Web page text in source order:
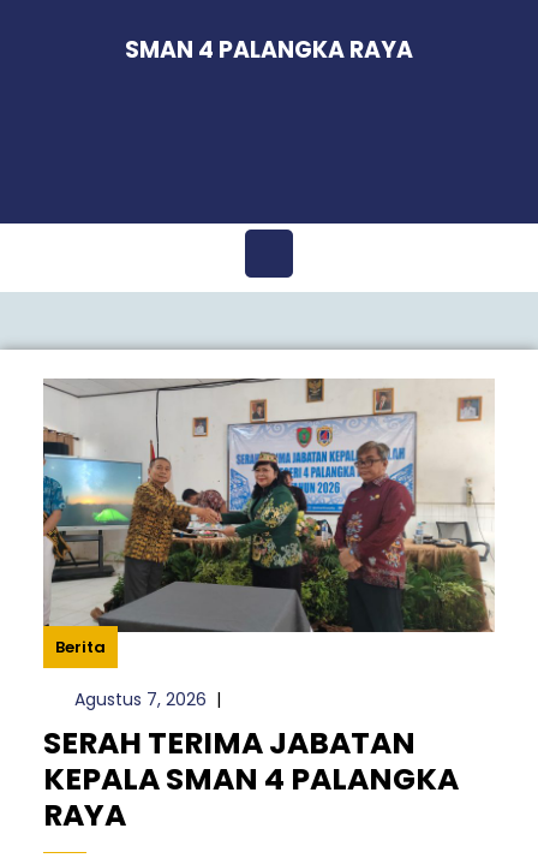
SMAN 4 PALANGKA RAYA
Open
Menu
Berita
Agustus 7, 2026Agustus
2026
|
SERAH TERIMA JABATAN
KEPALA SMAN 4 PALANGKA
RAYASERAH